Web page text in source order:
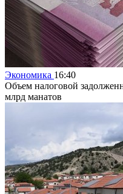
Экономика 16:40
Объем налоговой
млрд манатов